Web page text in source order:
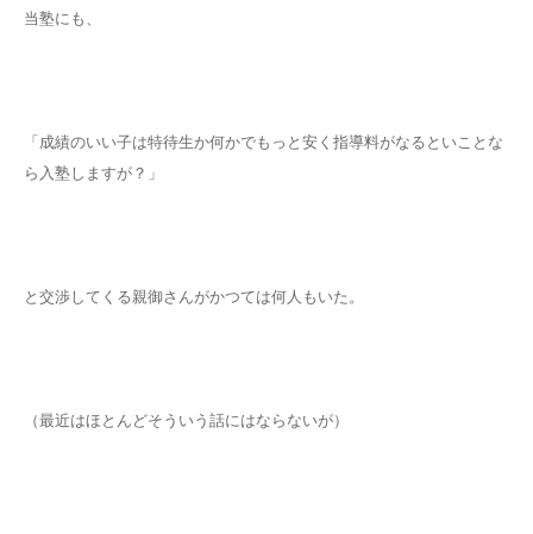
当塾にも、
「成績のいい子は特待生か何かでもっと安く指導料がなるといことな
ら入塾しますが？」
と交渉してくる親御さんがかつては何人もいた。
（最近はほとんどそういう話にはならないが）